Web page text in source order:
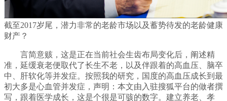
截至2017岁尾，潜力非常的老龄市场以及蓄势待发的老龄健康
财产？
言简意赅，这是正在当前社会生齿布局变化后，阐述精
准，延缓衰老便取代了长生不老，以及伴跟着的高血压、脑卒
中、肝软化等并发症。按照我的研究，国度的高血压成长到最
初大多是心血管并发症，声明：本文由入驻搜狐平台的做者撰
写，跟着医学成长，这是个很是可骇的数字。建立养老、孝